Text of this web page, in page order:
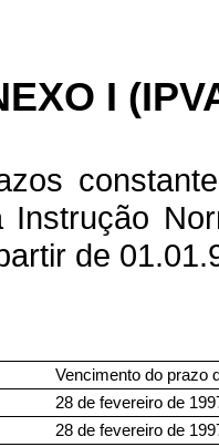
I
Instrução
de
Vencimento do prazo
28 de fevereiro de
28 de fevereiro de